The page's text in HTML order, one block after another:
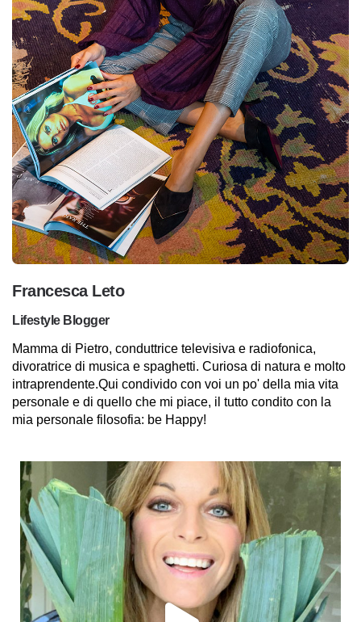
Francesca Leto
Lifestyle Blogger
Mamma di Pietro, conduttrice televisiva e radiofonica,
divoratrice di musica e spaghetti. Curiosa di natura e molto
intraprendente.Qui condivido con voi un po' della mia vita
personale e di quello che mi piace, il tutto condito con la
mia personale filosofia: be Happy!